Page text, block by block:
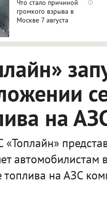
i
Что стало причиной
громкого взрыва в
Москве 7 августа
на
«Топлайн»
топлива на АЗС